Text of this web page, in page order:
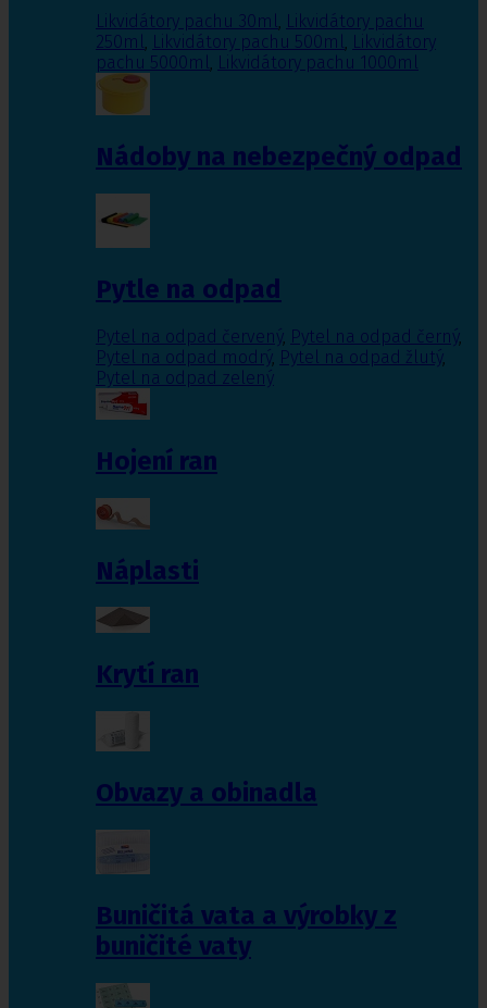
Likvidátory pachu 30ml, Likvidátory pachu
250ml, Likvidátory pachu 500ml, Likvidátory
pachu 5000ml, Likvidátory pachu 1000ml
Nádoby na nebezpečný odpad
Pytle na odpad
Pytel na odpad červený, Pytel na odpad černý,
Pytel na odpad modrý, Pytel na odpad žlutý,
Pytel na odpad zelený
Hojení ran
Náplasti
Krytí ran
Obvazy a obinadla
Buničitá vata a výrobky z
buničité vaty